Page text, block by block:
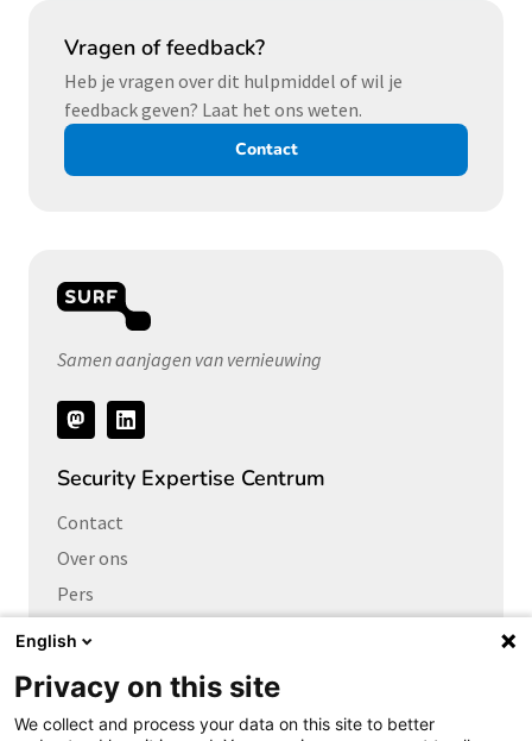
Vragen of feedback?
Heb je vragen over dit hulpmiddel of wil je
feedback geven? Laat het ons weten.
Contact
Samen aanjagen van vernieuwing
Volg
ons
Security Expertise Centrum
Contact
Over ons
Pers
Vacatures
Links naar
Cybersecurity Community
English
Privacy on this site
We collect and process your data on this site to better